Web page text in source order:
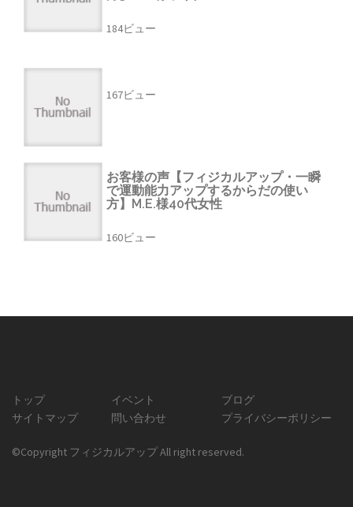
184ビュー
167ビュー
お客様の声【フィジカルアップ・一瞬
で運動能力アップするからだの使い
方】M.E.様40代女性
160ビュー
トップ イベント
ブログ
サイトマップ
問い合わせ プライバシーポリシー
©Copyright フィジカルアップ All right reserved.